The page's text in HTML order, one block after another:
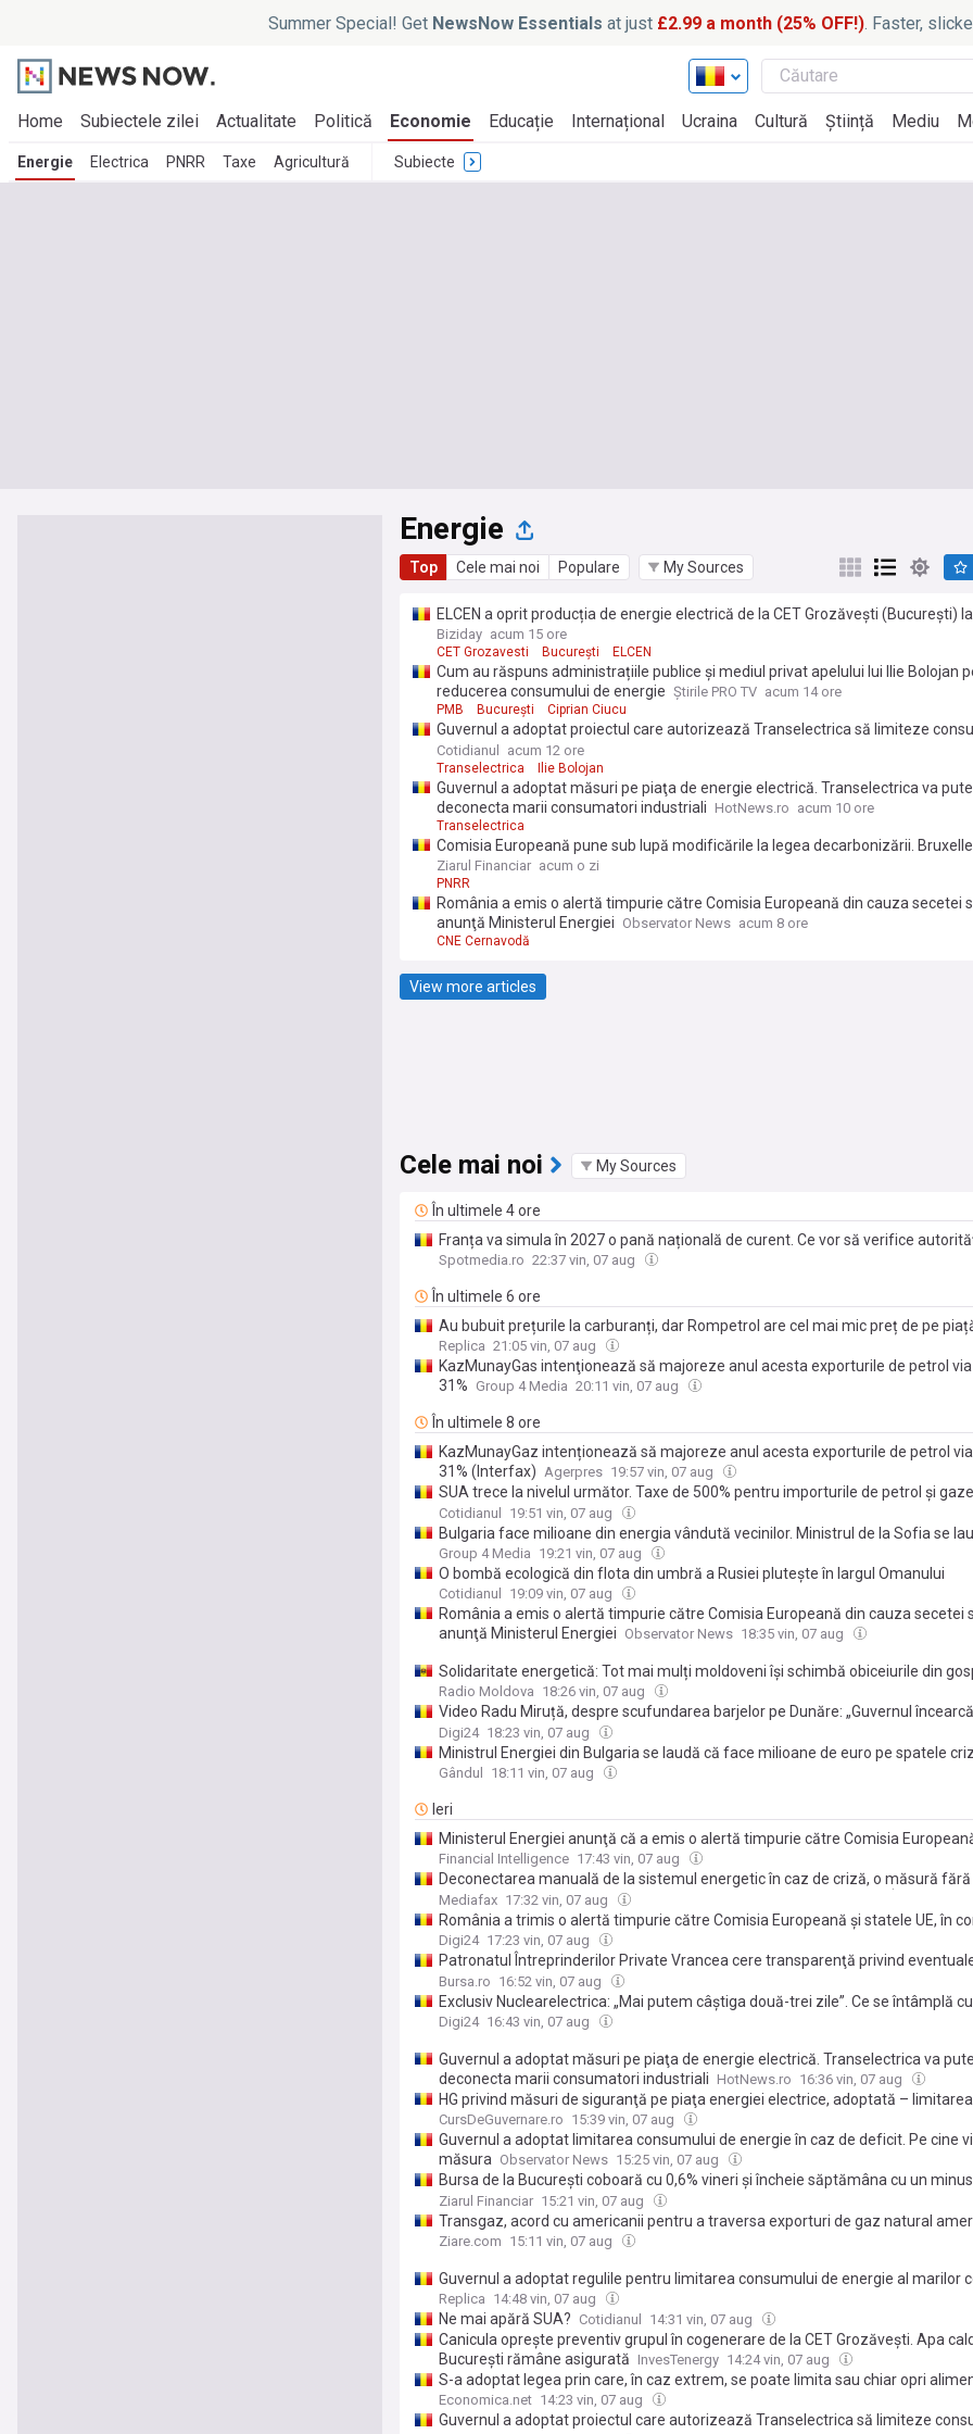
Summer Special! Get NewsNow Essentials at just £2.99 a month (25% OFF!). Faster,
Home Subiectele zilei Actualitate Politică Economie Educație Internațional Ucraina Cultură Știință Mediu
Energie Electrica PNRR Taxe Agricultură Subiecte
Energie
Top Cele mai noi Populare My Sources
ELCEN a oprit producția de energie electrică de la CET Grozăvești (București)
zile după ce o reluase, din cauza temperaturilor foarte mari ale apei de răcire.
afectată furnizarea apei calde. De luni, CET Progresu va fi repornit.
Biziday acum 15 ore
CET Grozavesti București ELCEN
Cum au răspuns administrațiile publice și mediul privat apelului lui Ilie Bolojan
reducerea consumului de energie Știrile PRO TV acum 14 ore
PMB București Ciprian Ciucu
Guvernul a adoptat proiectul care autorizează Transelectrica să limiteze
energie al marilor companii. Ce reguli a stabilit Executivul
Cotidianul acum 12 ore
Transelectrica Ilie Bolojan
Guvernul a adoptat măsuri pe piaţa de energie electrică. Transelectrica va
deconecta marii consumatori industriali HotNews.ro acum 10 ore
Transelectrica
Comisia Europeană pune sub lupă modificările la legea decarbonizării.
avertizează asupra riscului de pierdere a banilor din PNRR
Ziarul Financiar acum o zi
PNRR
România a emis o alertă timpurie către Comisia Europeană din cauza secetei
anunţă Ministerul Energiei Observator News acum 8 ore
CNE Cernavodă
View more articles
Cele mai noi My Sources
În ultimele 4 ore
Franța va simula în 2027 o pană națională de curent. Ce vor să verifice
Spotmedia.ro 22:37 vin, 07 aug
În ultimele 6 ore
Au bubuit prețurile la carburanți, dar Rompetrol are cel mai mic preț de pe
Replica 21:05 vin, 07 aug
KazMunayGas intenţionează să majoreze anul acesta exporturile de petrol via
31% Group 4 Media 20:11 vin, 07 aug
În ultimele 8 ore
KazMunayGaz intenționează să majoreze anul acesta exporturile de petrol via
31% (Interfax) Agerpres 19:57 vin, 07 aug
SUA trece la nivelul următor. Taxe de 500% pentru importurile de petrol și
măsuri cu dedicație pentru „Flota fantomă”
Cotidianul 19:51 vin, 07 aug
Bulgaria face milioane din energia vândută vecinilor. Ministrul de la Sofia se
exporturile record, România cumpără masiv
Group 4 Media 19:21 vin, 07 aug
O bombă ecologică din flota din umbră a Rusiei plutește în largul Omanului
Cotidianul 19:09 vin, 07 aug
România a emis o alertă timpurie către Comisia Europeană din cauza secetei
anunţă Ministerul Energiei Observator News 18:35 vin, 07 aug
Solidaritate energetică: Tot mai mulți moldoveni își schimbă obiceiurile din
pentru a reduce consumul de curent
Radio Moldova 18:26 vin, 07 aug
Video Radu Miruță, despre scufundarea barjelor pe Dunăre: „Guvernul
soluții, dar să aducă ploaie nu poate”
Digi24 18:23 vin, 07 aug
Ministrul Energiei din Bulgaria se laudă că face milioane de euro pe spatele
energetice din România. Gândul a documentat cazul
Gândul 18:11 vin, 07 aug
Ieri
Ministerul Energiei anunţă că a emis o alertă timpurie către Comisia
contextul secetei hidrologice severe: În acest moment, nu există un impact
asupra pieţei interne de electricitate
Financial Intelligence 17:43 vin, 07 aug
Deconectarea manuală de la sistemul energetic în caz de criză, o măsură
în România. Dumitru Chisăliță (AEI): Nu s-a aplicat nici la blackout / În
invers
Mediafax 17:32 vin, 07 aug
România a trimis o alertă timpurie către Comisia Europeană și statele UE, în
secetei severe, anunță Ministerul Energiei
Digi24 17:23 vin, 07 aug
Patronatul Întreprinderilor Private Vrancea cere transparenţă privind
deconectări de la energie şi protecţie pentru producători
Bursa.ro 16:52 vin, 07 aug
Exclusiv Nuclearelectrica: „Mai putem câștiga două-trei zile”. Ce se întâmplă
2 de la Cernavodă dacă Dunărea continuă să scadă
Digi24 16:43 vin, 07 aug
Guvernul a adoptat măsuri pe piaţa de energie electrică. Transelectrica va
deconecta marii consumatori industriali HotNews.ro 16:36 vin, 07 aug
HG privind măsuri de siguranţă pe piaţa energiei electrice, adoptată – limitarea
consumului companiilor, ultima soluție, între orele 19.00 și 23.00
CursDeGuvernare.ro 15:39 vin, 07 aug
Guvernul a adoptat limitarea consumului de energie în caz de deficit. Pe cine
măsura Observator News 15:25 vin, 07 aug
Bursa de la Bucureşti coboară cu 0,6% vineri şi încheie săptămâna cu un
înaintea verdictului Moody's: Scăderi pentru Electrica, MedLife şi Hidroelectrica
Ziarul Financiar 15:21 vin, 07 aug
Transgaz, acord cu americanii pentru a traversa exporturi de gaz natural
România către Ucraina și Republica Moldova. Rolul terminalului în Coridorul
Ziare.com 15:11 vin, 07 aug
Guvernul a adoptat regulile pentru limitarea consumului de energie al marilor
Replica 14:48 vin, 07 aug
Ne mai apără SUA? Cotidianul 14:31 vin, 07 aug
Canicula oprește preventiv grupul în cogenerare de la CET Grozăvești. Apa
București rămâne asigurată InvesTenergy 14:24 vin, 07 aug
S-a adoptat legea prin care, în caz extrem, se poate limita sau chiar opri
energie electrică. Cum funcționează măsurile de siguranță
Economica.net 14:23 vin, 07 aug
Guvernul a adoptat proiectul care autorizează Transelectrica să limiteze